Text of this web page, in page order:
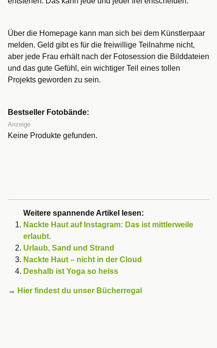
Über die Homepage kann man sich bei dem Künstlerpaar
melden. Geld gibt es für die freiwillige Teilnahme nicht,
aber jede Frau erhält nach der Fotosession die Bilddateien
und das gute Gefühl, ein wichtiger Teil eines tollen
Projekts geworden zu sein.
Bestseller Fotobände:
Anzeige
Keine Produkte gefunden.
Weitere spannende Artikel lesen:
Nackte Haut auf Instagram: Das ist mittlerweile
erlaubt.
Urlaub, Sand und Strand
Nackte Haut – nicht in der Cloud
Deshalb ist Yoga so heiss
→ Hier findest du unser Bücherregal